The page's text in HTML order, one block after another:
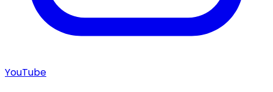
YouTube